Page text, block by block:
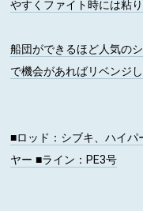
やすくファイト時には粘
船団ができるほど人気の
で機会があればリベンジ
■ロッド ：シブキ、ハイ
ヤー■ライン ：PE3号